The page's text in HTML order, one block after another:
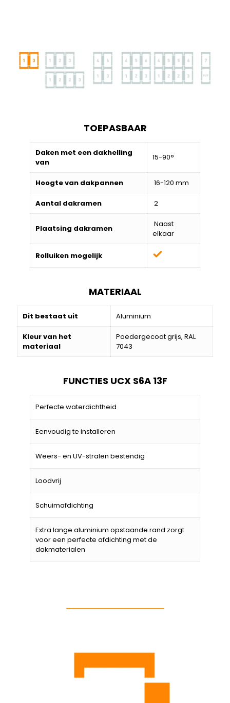
TOEPASBAAR
Daken met een dakhelling
van
15-90°
Hoogte van dakpannen 16-120 mm
Aantal dakramen 2
Plaatsing dakramen
Naast
elkaar
Rolluiken mogelijk
MATERIAAL
Dit bestaat uit Aluminium
Kleur van het
materiaal
Poedergecoat grijs, RAL
7043
FUNCTIES UCX S6A 13F
Perfecte waterdichtheid
Eenvoudig te installeren
Weers- en UV-stralen bestendig
Loodvrij
Schuimafdichting
Extra lange aluminium opstaande rand zorgt
voor een perfecte afdichting met de
dakmaterialen